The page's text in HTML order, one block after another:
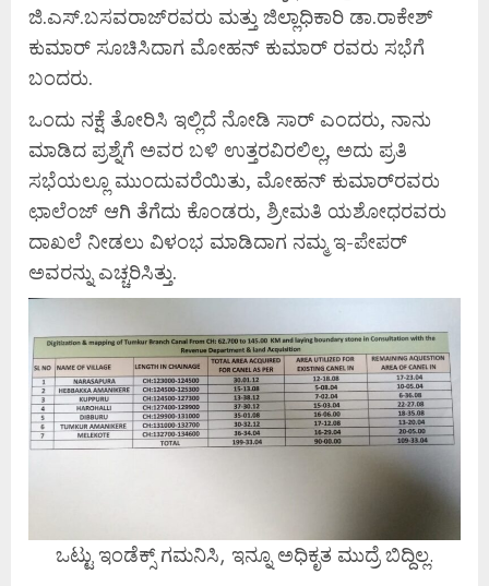
ಜಿ.ಎಸ್.ಬಸವರಾಜ್‌ರವರು ಮತ್ತು ಜಿಲ್ಲಾಧಿಕಾರಿ ಡಾ.ರಾಕೇಶ್
ಕುಮಾರ್ ಸೂಚಿಸಿದಾಗ ಮೋಹನ್ ಕುಮಾರ್ ರವರು ಸಭೆಗೆ
ಬಂದರು.
ಒಂದು ನಕ್ಷೆ ತೋರಿಸಿ ಇಲ್ಲಿದೆ ನೋಡಿ ಸಾರ್ ಎಂದರು, ನಾನು
ಮಾಡಿದ ಪ್ರಶ್ನೆಗೆ ಅವರ ಬಳಿ ಉತ್ತರವಿರಲಿಲ್ಲ, ಅದು ಪ್ರತಿ
ಸಭೆಯಲ್ಲೂ ಮುಂದುವರೆಯಿತು, ಮೋಹನ್ ಕುಮಾರ್‌ರವರು
ಛಾಲೆಂಜ್ ಆಗಿ ತೆಗೆದು ಕೊಂಡರು, ಶ್ರೀಮತಿ ಯಶೋಧರವರು
ದಾಖಲೆ ನೀಡಲು ವಿಳಂಭ ಮಾಡಿದಾಗ ನಮ್ಮ ಇ-ಪೇಪರ್
ಅವರನ್ನು ಎಚ್ಚರಿಸಿತ್ತು.
ಒಟ್ಟು ಇಂಡೆಕ್ಸ್ ಗಮನಿಸಿ, ಇನ್ನೂ ಅಧಿಕೃತ ಮುದ್ರೆ ಬಿದ್ದಿಲ್ಲ.